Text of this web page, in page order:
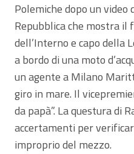
Polemiche dopo un
Repubblica che mostra il
dell’Interno e capo della
a bordo di una moto
un agente a Milano
giro in mare. Il
da papà”. La questura di
accertamenti per
improprio del mezzo.